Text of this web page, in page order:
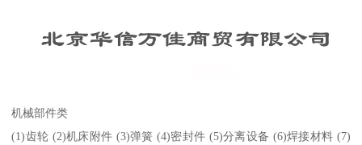
机械部件类
(1)齿轮 (2)机床附件 (3)弹簧 (4)密封件 (5)分离设备 (6)焊接材料 (7)